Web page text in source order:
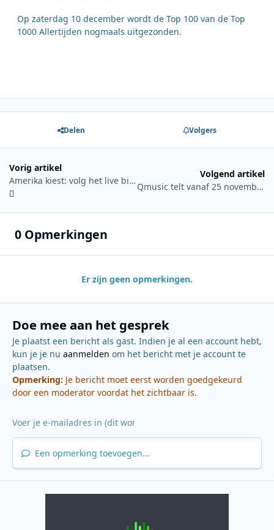
Op zaterdag 10 december wordt de Top 100 van de Top
1000 Allertijden nogmaals uitgezonden.
Delen Volgers
Vorig artikel
Amerika kiest: volg het live bij de VRT
Volgend artikel
Qmusic telt vanaf 25 november vanuit Gent af naar Rode Neuzen Dag op 3 december
0 Opmerkingen
Er zijn geen opmerkingen.
Doe mee aan het gesprek
Je plaatst een bericht als gast. Indien je al een account hebt,
kun je je nu aanmelden om het bericht met je account te
plaatsen.
Opmerking: Je bericht moet eerst worden goedgekeurd
door een moderator voordat het zichtbaar is.
Een opmerking toevoegen...